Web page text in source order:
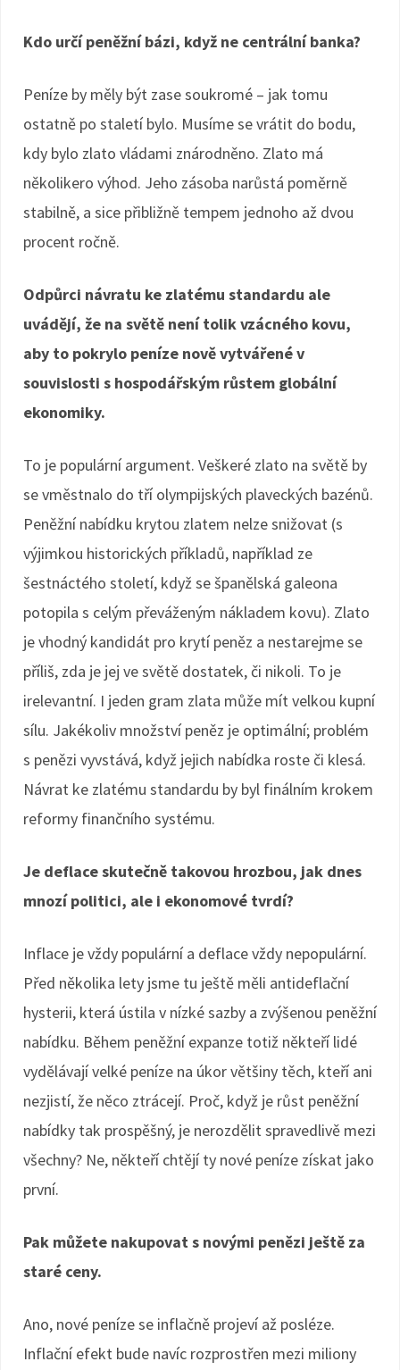
Kdo určí peněžní bázi, když ne centrální banka?
Peníze by měly být zase soukromé – jak tomu
ostatně po staletí bylo. Musíme se vrátit do bodu,
kdy bylo zlato vládami znárodněno. Zlato má
několikero výhod. Jeho zásoba narůstá poměrně
stabilně, a sice přibližně tempem jednoho až dvou
procent ročně.
Odpůrci návratu ke zlatému standardu ale
uvádějí, že na světě není tolik vzácného kovu,
aby to pokrylo peníze nově vytvářené v
souvislosti s hospodářským růstem globální
ekonomiky.
To je populární argument. Veškeré zlato na světě by
se vměstnalo do tří olympijských plaveckých bazénů.
Peněžní nabídku krytou zlatem nelze snižovat (s
výjimkou historických příkladů, například ze
šestnáctého století, když se španělská galeona
potopila s celým převáženým nákladem kovu). Zlato
je vhodný kandidát pro krytí peněz a nestarejme se
příliš, zda je jej ve světě dostatek, či nikoli. To je
irelevantní. I jeden gram zlata může mít velkou kupní
sílu. Jakékoliv množství peněz je optimální; problém
s penězi vyvstává, když jejich nabídka roste či klesá.
Návrat ke zlatému standardu by byl finálním krokem
reformy finančního systému.
Je deflace skutečně takovou hrozbou, jak dnes
mnozí politici, ale i ekonomové tvrdí?
Inflace je vždy populární a deflace vždy nepopulární.
Před několika lety jsme tu ještě měli antideflační
hysterii, která ústila v nízké sazby a zvýšenou peněžní
nabídku. Během peněžní expanze totiž někteří lidé
vydělávají velké peníze na úkor většiny těch, kteří ani
nezjistí, že něco ztrácejí. Proč, když je růst peněžní
nabídky tak prospěšný, je nerozdělit spravedlivě mezi
všechny? Ne, někteří chtějí ty nové peníze získat jako
první.
Pak můžete nakupovat s novými penězi ještě za
staré ceny.
Ano, nové peníze se inflačně projeví až posléze.
Inflační efekt bude navíc rozprostřen mezi miliony